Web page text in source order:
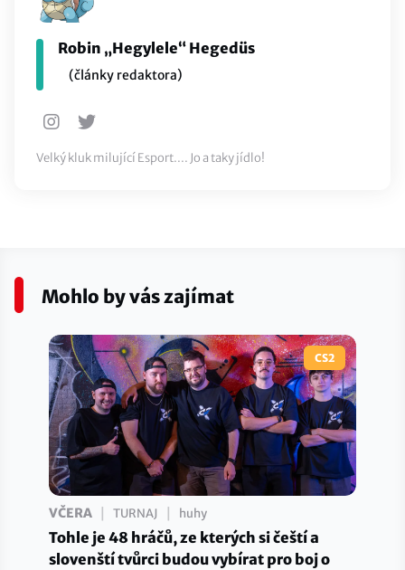
Robin „Hegylele“ Hegedüs
(články redaktora)
Velký kluk milující Esport.... Jo a taky jídlo!
Mohlo by vás zajímat
CS2
VČERA TURNAJ huhy
Tohle je 48 hráčů, ze kterých si čeští a
slovenští tvůrci budou vybírat pro boj o